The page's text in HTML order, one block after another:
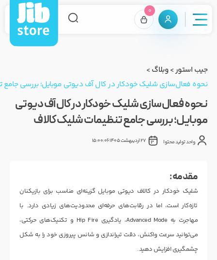
0
جیب استور>وبلاگ >
نحوه فعال‌سازی شلیک خودکار در کال آف دیوتی موبایل؛ بررسی جامع
نحوه فعال‌سازی شلیک خودکار در کال آف دیوتی
موبایل؛ بررسی جامع تنظیمات شلیک کالاف
واحد تولید محتوا 27 اردیبهشت 1405 15:00:06
مقدمه :
شلیک خودکار در کالاف دیوتی موبایل گزینه‌ای مناسب برای بازیکنان
تازه‌کار است، اما در رقابت‌های حرفه‌ای محدودیت‌های زیادی دارد. با
مهاجرت به Advanced Mode، یادگیری Hip Fire و تکنیک‌های حرکتی،
می‌توانید سرعت واکنش، دقت تیراندازی و شانس پیروزی خود را به شکل
چشمگیری افزایش دهید.